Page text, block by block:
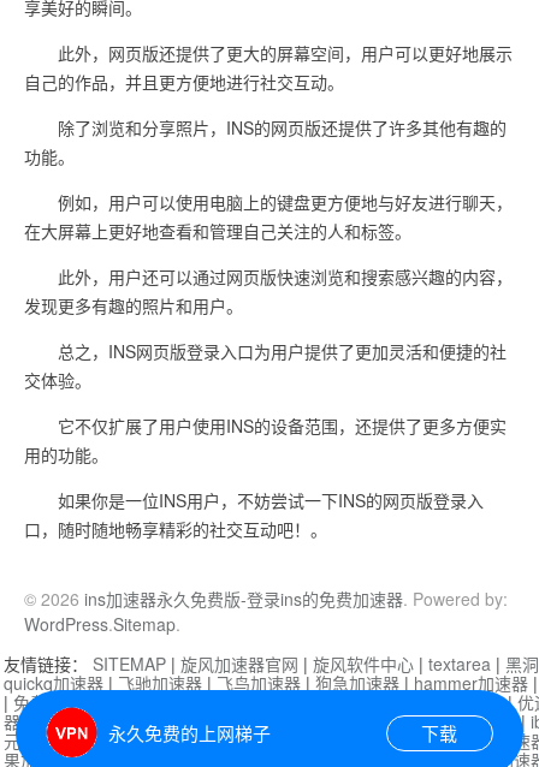
享美好的瞬间。
此外，网页版还提供了更大的屏幕空间，用户可以更好地展示
自己的作品，并且更方便地进行社交互动。
除了浏览和分享照片，INS的网页版还提供了许多其他有趣的
功能。
例如，用户可以使用电脑上的键盘更方便地与好友进行聊天，
在大屏幕上更好地查看和管理自己关注的人和标签。
此外，用户还可以通过网页版快速浏览和搜索感兴趣的内容，
发现更多有趣的照片和用户。
总之，INS网页版登录入口为用户提供了更加灵活和便捷的社
交体验。
它不仅扩展了用户使用INS的设备范围，还提供了更多方便实
用的功能。
如果你是一位INS用户，不妨尝试一下INS的网页版登录入
口，随时随地畅享精彩的社交互动吧！。
© 2026 ins加速器永久免费版-登录ins的免费加速器. Powered by:
WordPress.Sitemap.
永久免费的上网梯子 下载
友情链接： SITEMAP | 旋风加速器官网 | 旋风软件中心 | textarea | 黑
quickq加速器 | 飞驰加速器 | 飞鸟加速器 | 狗急加速器 | hammer加速器
| 免费vqn加速外网 迷雾通|优
器| 快柠檬加速器|黑洞加速 |falemon 快橙加速器|anycast加速器 |
元机场加速器 |一元机场|老王加速器 | 白石山|
小牛加速
果加速器|黑洞加速 芒果加速